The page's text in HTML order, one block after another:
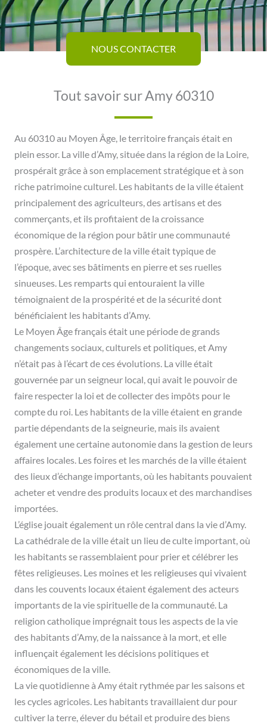
NOUS CONTACTER
Tout savoir sur Amy 60310
Au 60310 au Moyen Âge, le territoire français était en
plein essor. La ville d’Amy, située dans la région de la Loire,
prospérait grâce à son emplacement stratégique et à son
riche patrimoine culturel. Les habitants de la ville étaient
principalement des agriculteurs, des artisans et des
commerçants, et ils profitaient de la croissance
économique de la région pour bâtir une communauté
prospère. L’architecture de la ville était typique de
l’époque, avec ses bâtiments en pierre et ses ruelles
sinueuses. Les remparts qui entouraient la ville
témoignaient de la prospérité et de la sécurité dont
bénéficiaient les habitants d’Amy.
Le Moyen Âge français était une période de grands
changements sociaux, culturels et politiques, et Amy
n’était pas à l’écart de ces évolutions. La ville était
gouvernée par un seigneur local, qui avait le pouvoir de
faire respecter la loi et de collecter des impôts pour le
compte du roi. Les habitants de la ville étaient en grande
partie dépendants de la seigneurie, mais ils avaient
également une certaine autonomie dans la gestion de leurs
affaires locales. Les foires et les marchés de la ville étaient
des lieux d’échange importants, où les habitants pouvaient
acheter et vendre des produits locaux et des marchandises
importées.
L’église jouait également un rôle central dans la vie d’Amy.
La cathédrale de la ville était un lieu de culte important, où
les habitants se rassemblaient pour prier et célébrer les
fêtes religieuses. Les moines et les religieuses qui vivaient
dans les couvents locaux étaient également des acteurs
importants de la vie spirituelle de la communauté. La
religion catholique imprégnait tous les aspects de la vie
des habitants d’Amy, de la naissance à la mort, et elle
influençait également les décisions politiques et
économiques de la ville.
La vie quotidienne à Amy était rythmée par les saisons et
les cycles agricoles. Les habitants travaillaient dur pour
cultiver la terre, élever du bétail et produire des biens